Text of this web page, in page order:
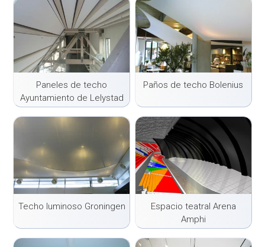
Paneles de techo
Ayuntamiento de Lelystad
Paños de techo Bolenius
Techo luminoso Groningen
Espacio teatral Arena
Amphi